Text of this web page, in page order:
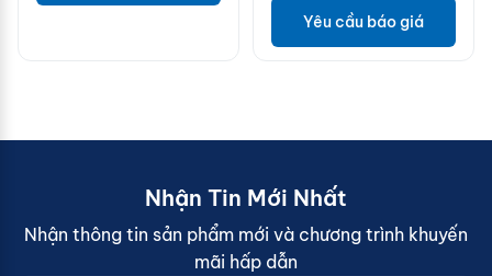
Yêu cầu báo giá
Nhận Tin Mới Nhất
Nhận thông tin sản phẩm mới và chương trình khuyến
mãi hấp dẫn